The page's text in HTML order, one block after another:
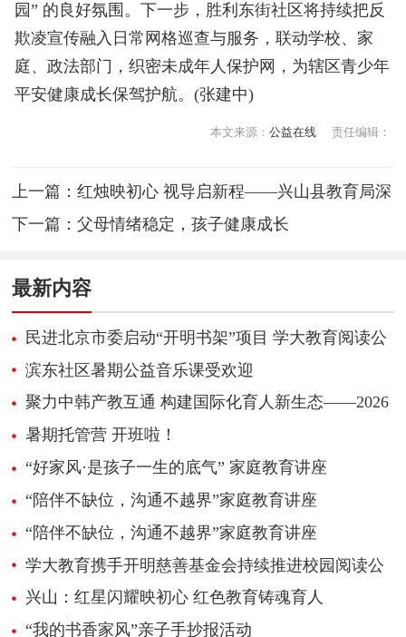
园” 的良好氛围。下一步，胜利东街社区将持续把反
欺凌宣传融入日常网格巡查与服务，联动学校、家
庭、政法部门，织密未成年人保护网，为辖区青少年
平安健康成长保驾护航。(张建中)
本文来源： 公益在线 责任编辑：
上一篇：红烛映初心 视导启新程——兴山县教育局深
入红军小学开展教学视导
下一篇：父母情绪稳定，孩子健康成长
最新内容
民进北京市委启动“开明书架”项目 学大教育阅读公
益迈向长效共享
滨东社区暑期公益音乐课受欢迎
聚力中韩产教互通 构建国际化育人新生态——2026
职业教育国际化创新合作大会顺利举办
暑期托管营 开班啦！
“好家风·是孩子一生的底气” 家庭教育讲座
“陪伴不缺位，沟通不越界”家庭教育讲座
“陪伴不缺位，沟通不越界”家庭教育讲座
学大教育携手开明慈善基金会持续推进校园阅读公
益兴山：红星闪耀映初心 红色教育铸魂育人
“我的书香家风”亲子手抄报活动